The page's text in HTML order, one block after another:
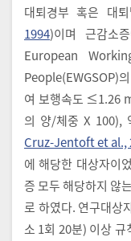
대퇴경부 혹은 대
1994)이며 근감소
European
People(EWGSOP)
여 보행속도 ≤1.26
의 양/체중 X 100),
Cruz-Jentoft et al.,
에 해당한 대상자이
증 모두 해당하지 않
로 하였다. 연구대상
소 1회 20분) 이상 규